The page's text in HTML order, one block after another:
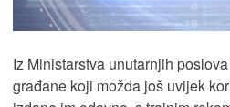
Iz Ministarstva unutarnjih
građane koji možda još uvijek